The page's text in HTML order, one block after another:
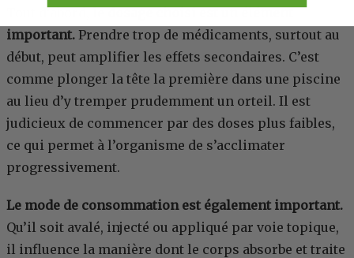
Tout d’abord, ledosage choisi est un élément
important. Prendre trop de médicaments, surtout au
début, peut amplifier les effets secondaires. C’est
comme plonger la tête la première dans une piscine
au lieu d’y tremper prudemment un orteil. Il est
judicieux de commencer par des doses plus faibles,
ce qui permet à l’organisme de s’acclimater
progressivement.
Le mode de consommation est également important.
Qu’il soit avalé, injecté ou appliqué par voie topique,
il influence la manière dont le corps absorbe et traite